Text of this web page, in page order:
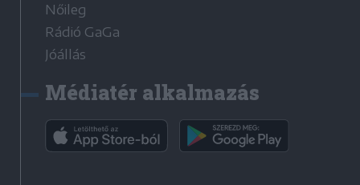
Nőileg
Rádió GaGa
Jóállás
Médiatér alkalmazás